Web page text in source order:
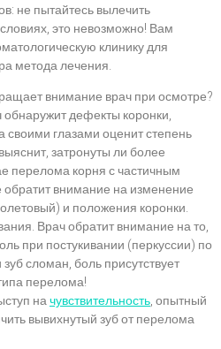
не пытайтесь вылечить
это невозможно! Вам
клинику для
метода лечения.
внимание врач при осмотре?
дефекты коронки,
своими глазами оценит степень
затронуты ли более
перелома корня с частичным
внимание на изменение
и положения коронки.
Врач обратит внимание на то,
при постукивании (перкуссии) по
сломан, боль присутствует
перелома!
начувствительность, опытный
вывихнутый зуб от перелома